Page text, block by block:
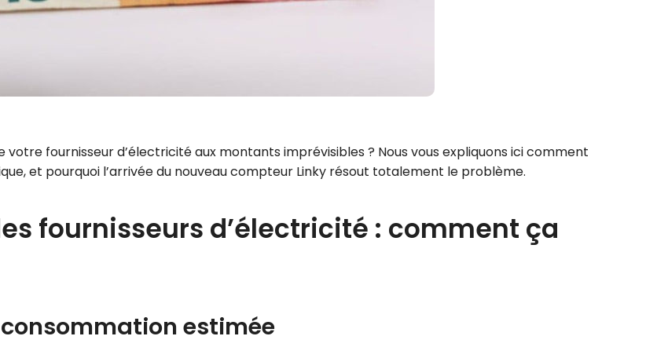
fournisseur d’électricité aux montants imprévisibles ? Nous vous expliquons ici comment
et pourquoi l’arrivée du nouveau compteur Linky résout totalement le problème.
fournisseurs d’électricité : comment ça
estimée